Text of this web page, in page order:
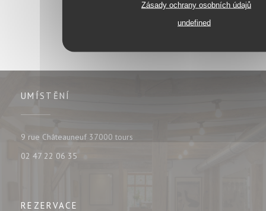
Zásady ochrany osobních údajů
undefined
UMÍSTĚNÍ
9 rue Châteauneuf 37000 tours
02 47 22 06 35
REZERVACE